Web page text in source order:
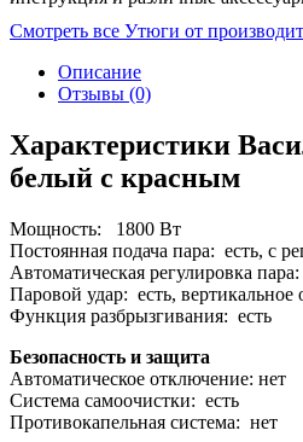
Смотреть все Утюги от
Описание
Отзывы (0)
Характеристики
белый с красным
Мощность: 1800 Вт
Постоянная подача пара: есть, с
Автоматическая регулировка
Паровой удар: есть, вертикальное
Функция разбрызгивания: есть
Безопасность и защита
Автоматическое отключение: нет
Система самоочистки: есть
Противокапельная система: нет